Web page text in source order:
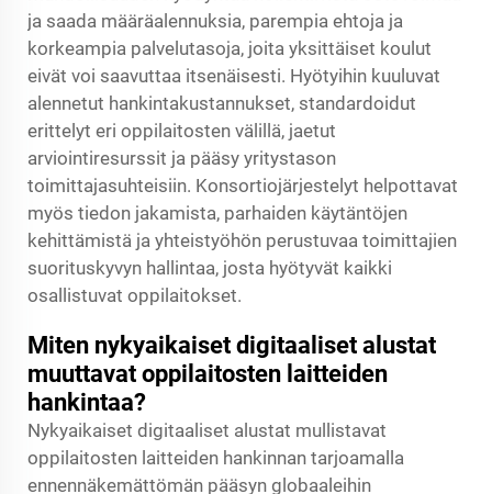
ja saada määräalennuksia, parempia ehtoja ja
korkeampia palvelutasoja, joita yksittäiset koulut
eivät voi saavuttaa itsenäisesti. Hyötyihin kuuluvat
alennetut hankintakustannukset, standardoidut
erittelyt eri oppilaitosten välillä, jaetut
arviointiresurssit ja pääsy yritystason
toimittajasuhteisiin. Konsortiojärjestelyt helpottavat
myös tiedon jakamista, parhaiden käytäntöjen
kehittämistä ja yhteistyöhön perustuvaa toimittajien
suorituskyvyn hallintaa, josta hyötyvät kaikki
osallistuvat oppilaitokset.
Miten nykyaikaiset digitaaliset alustat
muuttavat oppilaitosten laitteiden
hankintaa?
Nykyaikaiset digitaaliset alustat mullistavat
oppilaitosten laitteiden hankinnan tarjoamalla
ennennäkemättömän pääsyn globaaleihin